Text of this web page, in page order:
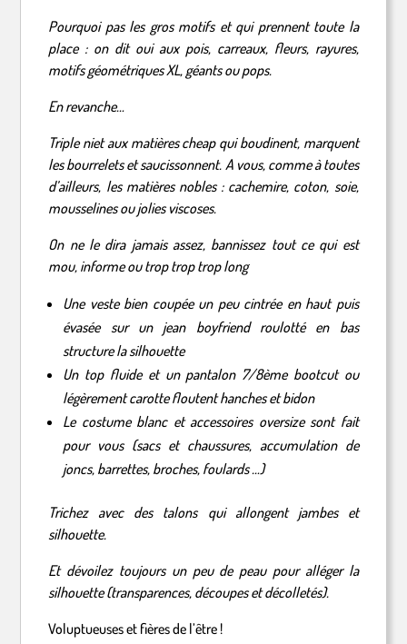
Pourquoi pas les gros motifs et qui prennent toute la
place : on dit oui aux pois, carreaux, fleurs, rayures,
motifs géométriques XL, géants ou pops.
En revanche…
Triple niet aux matières cheap qui boudinent, marquent
les bourrelets et saucissonnent. A vous, comme à toutes
d’ailleurs, les matières nobles : cachemire, coton, soie,
mousselines ou jolies viscoses.
On ne le dira jamais assez, bannissez tout ce qui est
mou, informe ou trop trop trop long
Une veste bien coupée un peu cintrée en haut puis
évasée sur un jean boyfriend roulotté en bas
structure la silhouette
Un top fluide et un pantalon 7/8ème bootcut ou
légèrement carotte floutent hanches et bidon
Le costume blanc et accessoires oversize sont fait
pour vous (sacs et chaussures, accumulation de
joncs, barrettes, broches, foulards …)
Trichez avec des talons qui allongent jambes et
silhouette.
Et dévoilez toujours un peu de peau pour alléger la
silhouette (transparences, découpes et décolletés).
Voluptueuses et fières de l’être !